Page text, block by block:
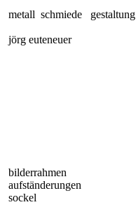
metall schmiede gestaltung
jörg euteneuer
bilderrahmen
aufständerungen
sockel